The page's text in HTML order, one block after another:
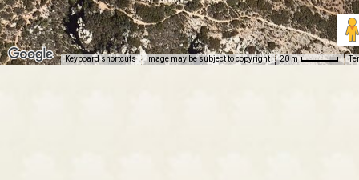
Keyboard shortcuts Image may be subject to copyright 20 m